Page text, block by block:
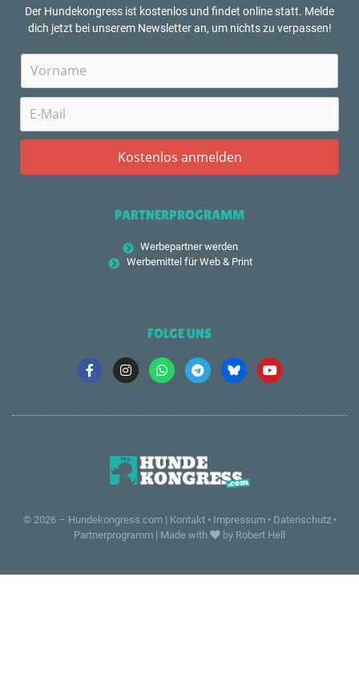
Der Hundekongress ist kostenlos und findet online statt. Melde
dich jetzt bei unserem Newsletter an, um nichts zu verpassen!
PARTNERPROGRAMM
Werbepartner werden
Werbemittel für Web & Print
FOLGE UNS
© 2026 – Hundekongress.com| Kontakt• Impressum• Datenschutz•
Partnerprogramm | Made with by Robert Hell